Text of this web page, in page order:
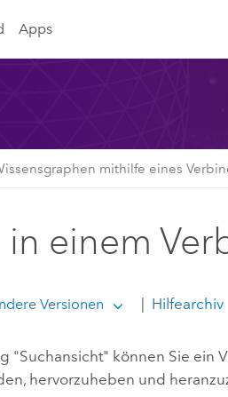
Apps
mithilfe eines
in einem
Versionen | Hilfearchiv
"Suchansicht" können Sie
hervorzuheben und